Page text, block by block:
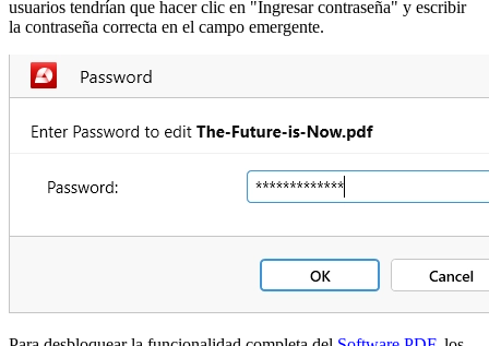
usuarios tendrían que hacer clic en "Ingresar contraseña" y escribir
la contraseña correcta en el campo emergente.